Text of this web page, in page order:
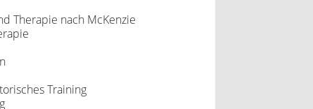
Therapie nach McKenzie
Training